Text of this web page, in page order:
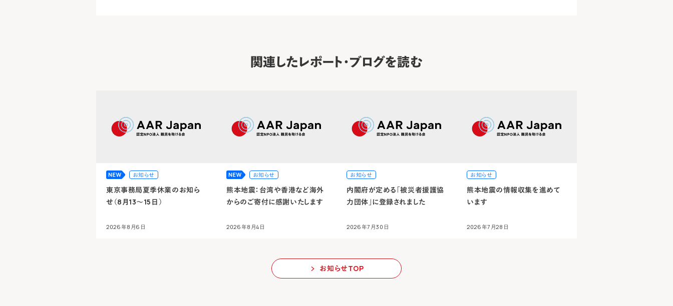
関連したレポート・ブログを読む
お知らせ
東京事務局夏季休業のお知ら
せ（8月13～15日）
2026年8月6日
お知らせ
熊本地震：台湾や香港など海外
からのご寄付に感謝いたします
2026年8月4日
お知らせ
内閣府が定める「被災者援護協
力団体」に登録されました
2026年7月30日
お知らせ
熊本地震の情報収集を進めて
います
2026年7月28日
お知らせTOP